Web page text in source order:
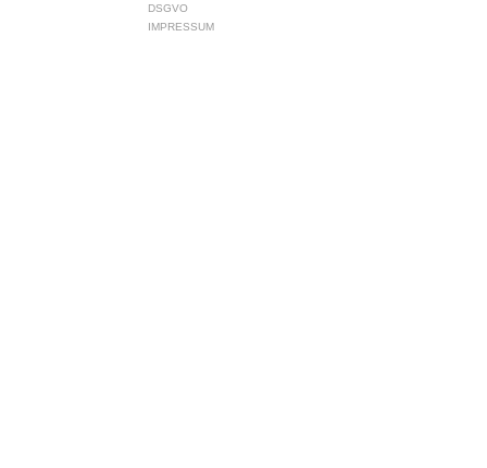
DSGVO
IMPRESSUM